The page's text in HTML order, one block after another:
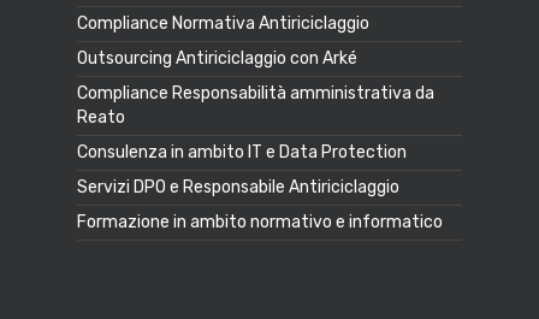
Compliance Normativa Antiriciclaggio
Outsourcing Antiriciclaggio con Arké
Compliance Responsabilità amministrativa da
Reato
Consulenza in ambito IT e Data Protection
Servizi DPO e Responsabile Antiriciclaggio
Formazione in ambito normativo e informatico